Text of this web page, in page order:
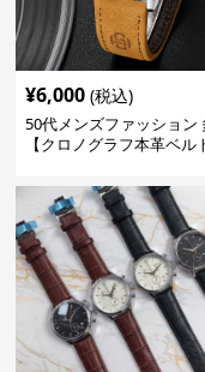
¥6,000 (税込)
50代メンズファッション
【クロノグラフ本革ベル